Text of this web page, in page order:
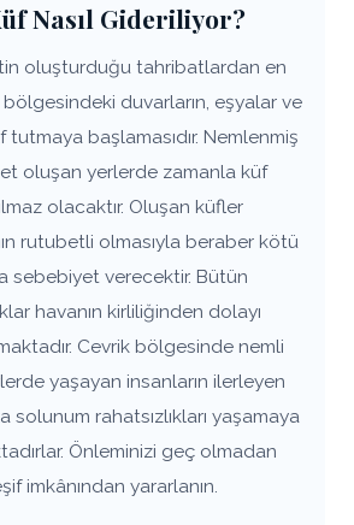
Nasıl Gideriliyor?
oluşturduğu tahribatlardan en
duvarların, eşyalar ve
tutmaya başlamasıdır. Nemlenmiş
oluşan yerlerde zamanla küf
olacaktır. Oluşan küfler
rutubetli olmasıyla beraber kötü
sebebiyet verecektir. Bütün
havanın kirliliğinden dolayı
Cevrik bölgesinde nemli
yaşayan insanların ilerleyen
solunum rahatsızlıkları yaşamaya
Önleminizi geç olmadan
imkânından yararlanın.